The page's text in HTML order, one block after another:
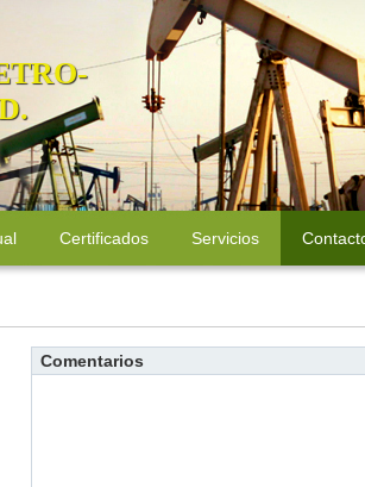
Certificados Servicios
Comentarios